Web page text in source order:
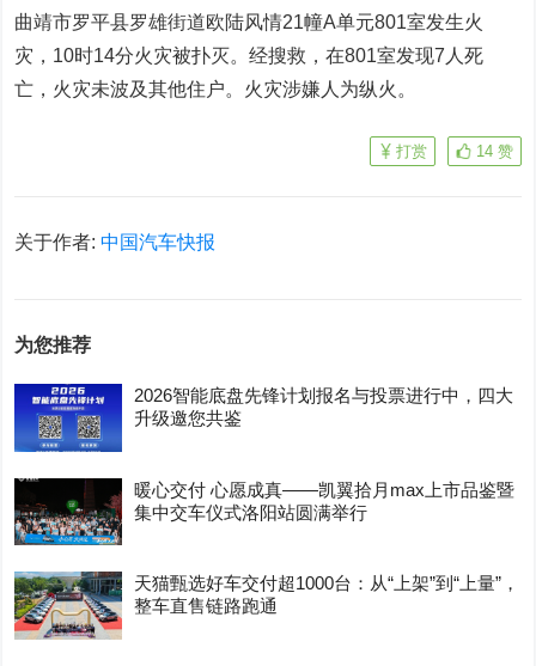
曲靖市罗平县罗雄街道欧陆风情21幢A单元801室发生火
灾，10时14分火灾被扑灭。经搜救，在801室发现7人死
亡，火灾未波及其他住户。火灾涉嫌人为纵火。
14 赞
打赏
关于作者:中国汽车快报
为您推荐
2026智能底盘先锋计划报名与投票进行中，四大
升级邀您共鉴
暖心交付 心愿成真——凯翼拾月max上市品鉴暨
集中交车仪式洛阳站圆满举行
天猫甄选好车交付超1000台：从“上架”到“上量”，
整车直售链路跑通